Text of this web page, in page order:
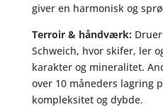
giver en harmonisk og
Terroir & håndværk:
Schweich, hvor skifer, ler
karakter og mineralitet.
over 10 måneders lagring
kompleksitet og dybde.